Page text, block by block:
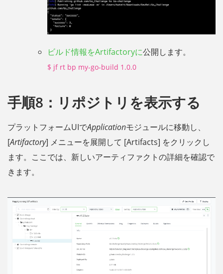
ビルド情報をArtifactoryに公開します。
$ jf rt bp my-go-build 1.0.0
手順8：リポジトリを表示する
プラットフォームUIでApplicationモジュールに移動し、
[Artifactory] メニューを展開して [Artifacts] をクリックし
ます。ここでは、新しいアーティファクトの詳細を確認で
きます。